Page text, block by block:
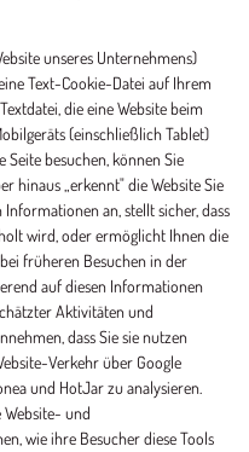
unseres Unternehmens)
Text-Cookie-Datei auf Ihrem
die eine Website beim
(einschließlich Tablet)
Seite besuchen, können Sie
hinaus „erkennt" die Website Sie
an, stellt sicher, dass
wird, oder ermöglicht Ihnen die
früheren Besuchen in der
auf diesen Informationen
Aktivitäten und
dass Sie sie nutzen
Verkehr über Google
und HotJar zu analysieren.
Website- und
wie ihre Besucher diese Tools